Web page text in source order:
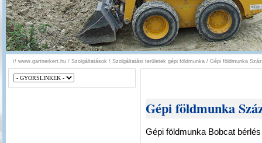
// www.gartnerkert.hu / Szolgáltatások / Szolgáltatási területek gépi földmunka / Gépi földmunka
Gépi földmunka
Gépi földmunka Bobcat